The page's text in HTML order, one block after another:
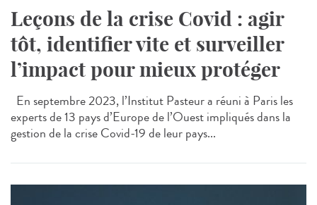
Leçons de la crise Covid : agir
tôt, identifier vite et surveiller
l’impact pour mieux protéger
En septembre 2023, l’Institut Pasteur a réuni à Paris les
experts de 13 pays d’Europe de l’Ouest impliqués dans la
gestion de la crise Covid-19 de leur pays...